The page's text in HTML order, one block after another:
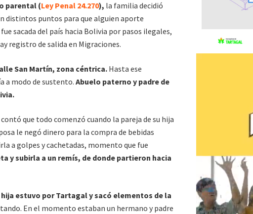
parental (Ley Penal 24.270), la familia decidió
distintos puntos para que alguien aporte
sacada del país hacia Bolivia por pasos ilegales,
registro de salida en Migraciones.
San Martín, zona céntrica.Hasta ese
a modo de sustento. Abuelo paterno y padre de
contó que todo comenzó cuando la pareja de su hija
le negó dinero para la compra de bebidas
a golpes y cachetadas, momento que fue
y subirla a un remís, de donde partieron hacia
estuvo por Tartagal y sacó elementos de la
En el momento estaban un hermano y padre